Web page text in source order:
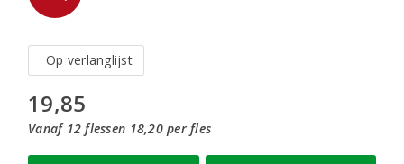
Op verlanglijst
19,85
Vanaf 12 flessen 18,20 per fles